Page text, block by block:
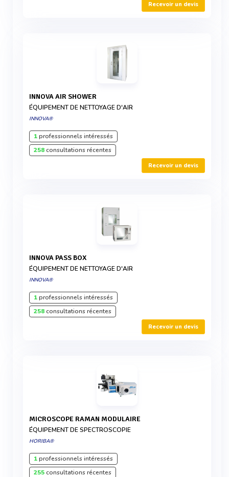
Recevoir un devis
INNOVA AIR SHOWER
ÉQUIPEMENT DE NETTOYAGE D'AIR
INNOVA®
1professionnels intéressés
258consultations récentes
Recevoir un devis
INNOVA PASS BOX
ÉQUIPEMENT DE NETTOYAGE D'AIR
INNOVA®
1professionnels intéressés
258consultations récentes
Recevoir un devis
MICROSCOPE RAMAN MODULAIRE
ÉQUIPEMENT DE SPECTROSCOPIE
HORIBA®
1professionnels intéressés
255consultations récentes